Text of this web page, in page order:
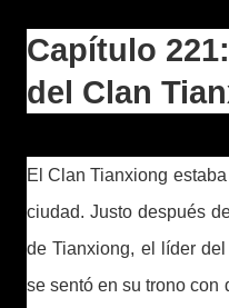
Capítulo
del Clan
El Clan Tianxiong
ciudad. Justo después
de Tianxiong, el líder
se sentó en su trono con